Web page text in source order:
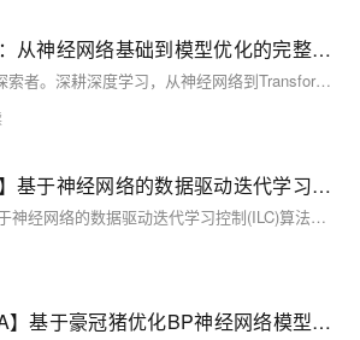
深度学习实战指南：从神经网络基础到模型优化的完整攻略
🌟 蒋星熠Jaxonic，AI探索者。深耕深度学习，从神经网络到Transformer，用代码践行智能革命。分享实战经验，助你构建CV、NLP模型，共赴二进制星辰大海。
【无人车路径跟踪】基于神经网络的数据驱动迭代学习控制(ILC)算法，用于具有未知模型和重复任务的非线性单输入单输出(SISO)离散时间系统的无人车的路径跟踪（Matlab代码实现）
【无人车路径跟踪】基于神经网络的数据驱动迭代学习控制(ILC)算法，用于具有未知模型和重复任务的非线性单输入单输出(SISO)离散时间系统的无人车的路径跟踪（Matlab代码实现）
【CPOBP-NSWOA】基于豪冠猪优化BP神经网络模型的多目标鲸鱼寻优算法研究（Matlab代码实现）